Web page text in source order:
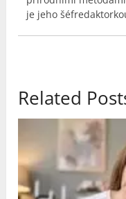
je jeho
Related